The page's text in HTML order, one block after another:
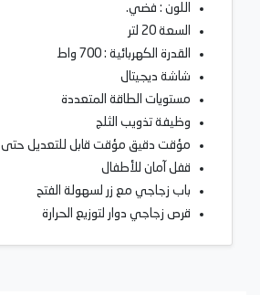
اللون : فضي.
السعة 20 لتر
القدرة الكهربائية : 700 واط
شاشة ديجيتال
مستويات الطاقة المتعددة
وظيفة تذويب الثلج
مؤقت دقيق مؤقت قابل للتعديل حتى 99 دقيقة و 99 ثانية
قفل آمان للأطفال
باب زجاجي مع زر لسهولة الفتح
قرص زجاجي دوار لتوزيع الحرارة